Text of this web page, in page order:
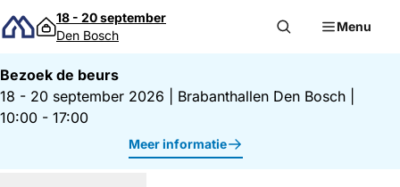
Direct naar inhoud
18 - 20 september
Den Bosch
Menu
Bezoek de beurs
18 - 20 september 2026
Brabanthallen Den Bosch
10:00 - 17:00
Meer informatie